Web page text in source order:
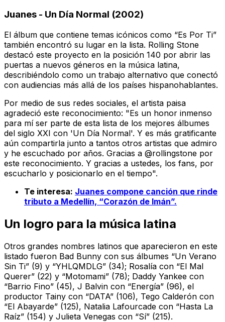
Juanes - Un Día Normal (2002)
El álbum que contiene temas icónicos como “Es Por Ti”
también encontró su lugar en la lista. Rolling Stone
destacó este proyecto en la posición 140 por abrir las
puertas a nuevos géneros en la música latina,
describiéndolo como un trabajo alternativo que conectó
con audiencias más allá de los países hispanohablantes.
Por medio de sus redes sociales, el artista paisa
agradeció este reconocimiento: "Es un honor inmenso
para mí ser parte de esta lista de los mejores álbumes
del siglo XXI con 'Un Día Normal'. Y es más gratificante
aún compartirla junto a tantos otros artistas que admiro
y he escuchado por años. Gracias a @rollingstone por
este reconocimiento. Y gracias a ustedes, los fans, por
escucharlo y posicionarlo en el tiempo".
Te interesa: Juanes compone canción que rinde
tributo a Medellín, “Corazón de Imán”.
Un logro para la música latina
Otros grandes nombres latinos que aparecieron en este
listado fueron Bad Bunny con sus álbumes “Un Verano
Sin Ti” (9) y “YHLQMDLG” (34); Rosalía con “El Mal
Querer” (22) y “Motomami” (78); Daddy Yankee con
“Barrio Fino” (45), J Balvin con “Energía” (96), el
productor Tainy con “DATA” (106), Tego Calderón con
“El Abayarde” (125), Natalia Lafourcade con “Hasta La
Raíz” (154) y Julieta Venegas con “Sí” (215).